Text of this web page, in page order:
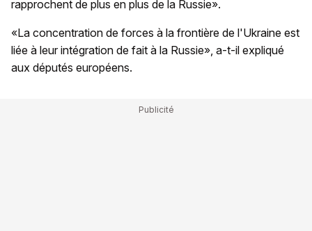
rapprochent de plus en plus de la Russie».
«La concentration de forces à la frontière de l'Ukraine est
liée à leur intégration de fait à la Russie», a-t-il expliqué
aux députés européens.